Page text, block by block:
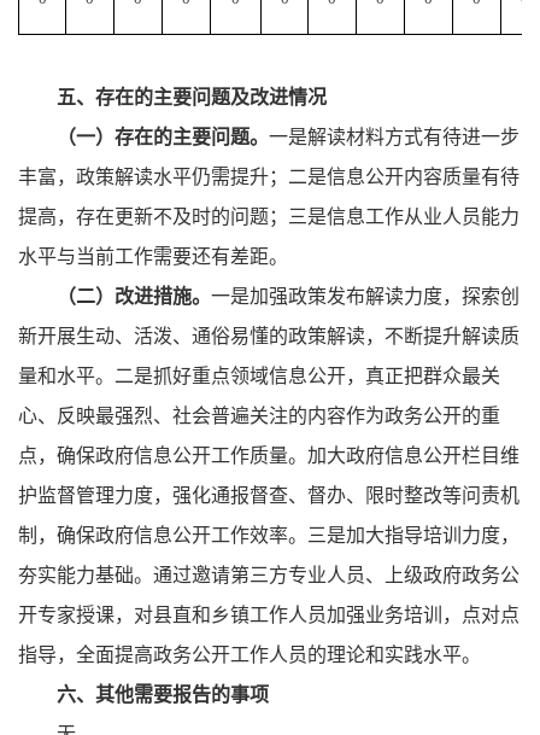
五、存在的主要问题及改进情况
（一）存在的主要问题。 一是解读材料方式有待进一步
丰富，政策解读水平仍需提升；二是信息公开内容质量有待
提高，存在更新不及时的问题；三是信息工作从业人员能力
水平与当前工作需要还有差距。
（二）改进措施。 一是加强政策发布解读力度，探索创
新开展生动、活泼、通俗易懂的政策解读，不断提升解读质
量和水平。二是抓好重点领域信息公开，真正把群众最关
心、反映最强烈、社会普遍关注的内容作为政务公开的重
点，确保政府信息公开工作质量。加大政府信息公开栏目维
护监督管理力度，强化通报督查、督办、限时整改等问责机
制，确保政府信息公开工作效率。三是加大指导培训力度，
夯实能力基础。通过邀请第三方专业人员、上级政府政务公
开专家授课，对县直和乡镇工作人员加强业务培训，点对点
指导，全面提高政务公开工作人员的理论和实践水平。
六、其他需要报告的事项